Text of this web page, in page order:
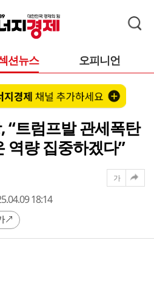
션뉴스 오피니언
“트럼프발 관세폭탄
역량 집중하겠다”
18:14
가